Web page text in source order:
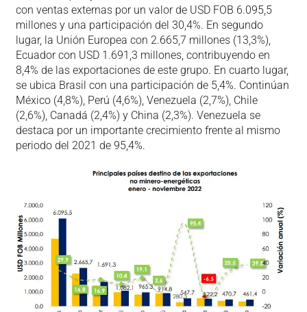
con ventas externas por un valor de USD FOB 6.095,5
millones y una participación del 30,4%. En segundo
lugar, la Unión Europea con 2.665,7 millones (13,3%),
Ecuador con USD 1.691,3 millones, contribuyendo en
8,4% de las exportaciones de este grupo. En cuarto lugar,
se ubica Brasil con una participación de 5,4%. Continúan
México (4,8%), Perú (4,6%), Venezuela (2,7%), Chile
(2,6%), Canadá (2,4%) y China (2,3%). Venezuela se
destaca por un importante crecimiento frente al mismo
periodo del 2021 de 95,4%.